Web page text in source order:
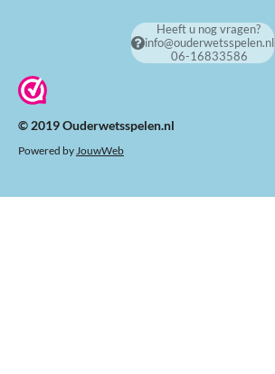
Heeft u nog vragen?
info@ouderwetsspelen.nl
06-16833586
© 2019 Ouderwetsspelen.nl
Powered by JouwWeb